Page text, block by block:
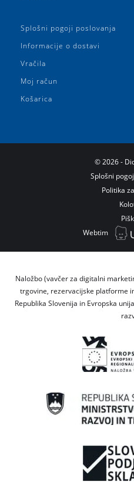
Splošni pogoji poslovanja
Informacije o dostavi
Vračila
Moj račun
Košarica
© 2026 -
Splošni
Politika
Webtim
Naložbo (vavčer za digitalni
trgovine, rezervacijske platforme
Republika Slovenija in Evropska